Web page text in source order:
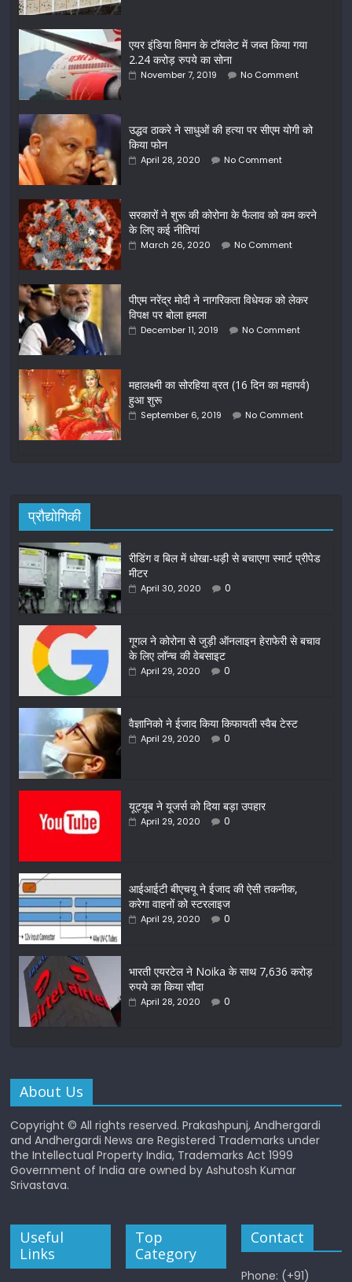
एयर इंडिया विमान के टॉयलेट में जब्त किया गया
2.24 करोड़ रुपये का सोना
November 7, 2019 No Comment
उद्धव ठाकरे ने साधुओं की हत्या पर सीएम योगी को
किया फोन
April 28, 2020 No Comment
सरकारों ने शुरू की कोरोना के फैलाव को कम करने
के लिए कई नीतियां
March 26, 2020 No Comment
पीएम नरेंद्र मोदी ने नागरिकता विधेयक को लेकर
विपक्ष पर बोला हमला
December 11, 2019 No Comment
महालक्ष्मी का सोरहिया व्रत (16 दिन का महापर्व)
हुआ शुरू
September 6, 2019 No Comment
प्रौद्योगिकी
रीडिंग व बिल में धोखा-धड़ी से बचाएगा स्मार्ट प्रीपेड
मीटर
April 30, 2020 0
गूगल ने कोरोना से जुड़ी ऑनलाइन हेराफेरी से बचाव
के लिए लॉन्च की वेबसाइट
April 29, 2020 0
वैज्ञानिको ने ईजाद किया किफायती स्वैब टेस्ट
April 29, 2020 0
यूट्यूब ने यूजर्स को दिया बड़ा उपहार
April 29, 2020 0
आईआईटी बीएचयू ने ईजाद की ऐसी तकनीक,
करेगा वाहनों को स्टरलाइज
April 29, 2020 0
भारती एयरटेल ने Noika के साथ 7,636 करोड़
रुपये का किया सौदा
April 28, 2020 0
About Us
Copyright © All rights reserved. Prakashpunj, Andhergardi
and Andhergardi News are Registered Trademarks under
the Intellectual Property India, Trademarks Act 1999
Government of India are owned by Ashutosh Kumar
Srivastava.
Useful
Links
Top
Category
Contact
Phone: (+91)